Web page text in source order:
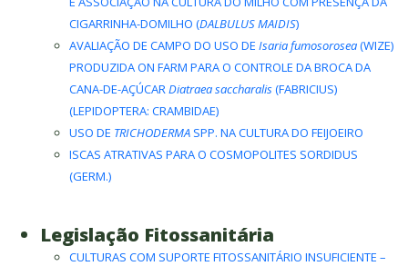
CIGARRINHA-DOMILHO (DALBULUS MAIDIS)
AVALIAÇÃO DE CAMPO DO USO DE Isaria fumosorosea(WIZE)
PRODUZIDA ON FARM PARA O CONTROLE DA BROCA DA
CANA-DE-AÇÚCARDiatraea saccharalis(FABRICIUS)
(LEPIDOPTERA: CRAMBIDAE)
USO DE TRICHODERMA SPP. NA CULTURA DO FEIJOEIRO
ISCAS ATRATIVAS PARA O COSMOPOLITES SORDIDUS
(GERM.)
Legislação Fitossanitária
CULTURAS COM SUPORTE FITOSSANITÁRIO INSUFICIENTE –